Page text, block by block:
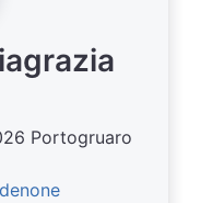
Portogruaro